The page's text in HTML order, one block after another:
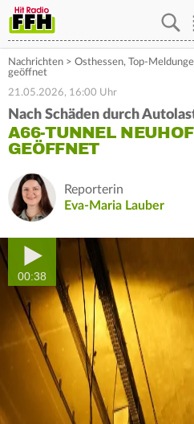
Nachrichten > Osthessen, Top-
geöffnet
21.05.2026, 16:00 Uhr
Nach Schäden durch
A66-TUNNEL
GEÖFFNET
Reporterin
Eva-Maria Lauber
00:38